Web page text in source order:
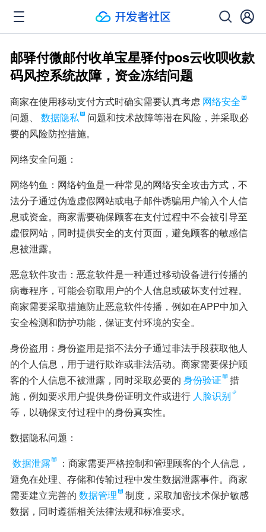
邮驿付微邮付收单宝星驿付pos云收呗收款
码风控系统故障，资金冻结问题
商家在使用移动支付方式时确实需要认真考虑 网络安全
问题、
数据隐私
问题和技术故障等潜在风险，并采取必
要的风险防控措施。
网络安全问题：
网络钓鱼：网络钓鱼是一种常见的网络安全攻击方式，不
法分子通过伪造虚假网站或电子邮件诱骗用户输入个人信
息或资金。商家需要确保顾客在支付过程中不会被引导至
虚假网站，同时提供安全的支付页面，避免顾客的敏感信
息被泄露。
恶意软件攻击：恶意软件是一种通过移动设备进行传播的
病毒程序，可能会窃取用户的个人信息或破坏支付过程。
商家需要采取措施防止恶意软件传播，例如在APP中加入
安全检测和防护功能，保证支付环境的安全。
身份盗用：身份盗用是指不法分子通过非法手段获取他人
的个人信息，用于进行欺诈或非法活动。商家需要保护顾
客的个人信息不被泄露，同时采取必要的 身份验证
措
施，例如要求用户提供身份证明文件或进行 人脸识别
等，以确保支付过程中的身份真实性。
数据隐私问题：
数据泄露
：商家需要严格控制和管理顾客的个人信息，
避免在处理、存储和传输过程中发生数据泄露事件。商家
需要建立完善的 数据管理
制度，采取加密技术保护敏感
数据，同时遵循相关法律法规和标准要求。